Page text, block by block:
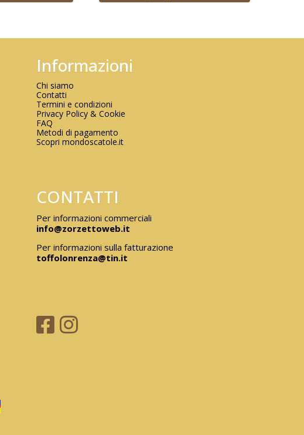
Informazioni
Chi siamo
Contatti
Termini e condizioni
Privacy Policy & Cookie
FAQ
Metodi di pagamento
Scopri mondoscatole.it
CONTATTI
Per informazioni commerciali
info@zorzettoweb.it
Per informazioni sulla fatturazione
toffolonrenza@tin.it